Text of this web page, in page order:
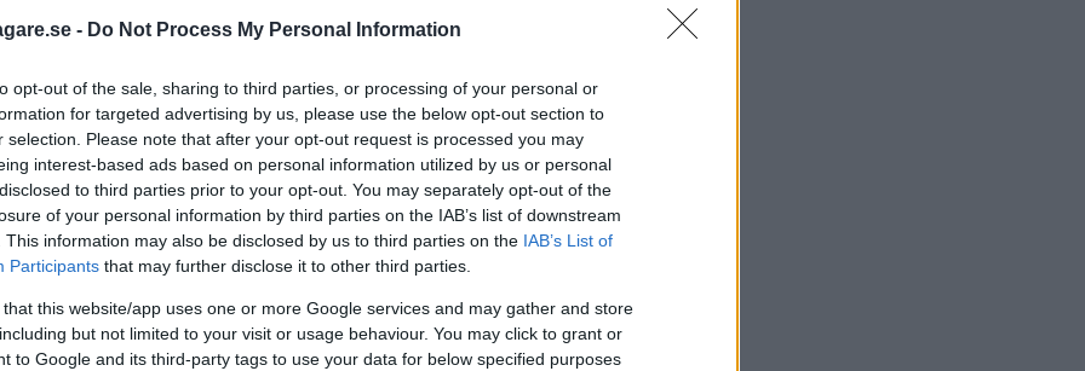
- Do Not Process My Personal Information
opt-out of the sale, sharing to third parties, or processing of your personal or
for targeted advertising by us, please use the below opt-out section to
selection. Please note that after your opt-out request is processed you may
interest-based ads based on personal information utilized by us or personal
to third parties prior to your opt-out. You may separately opt-out of the
of your personal information by third parties on the IAB’s list of downstream
This information may also be disclosed by us to third parties on the IAB’s List of
Participants that may further disclose it to other third parties.
that this website/app uses one or more Google services and may gather and store
but not limited to your visit or usage behaviour. You may click to grant or
to Google and its third-party tags to use your data for below specified purposes